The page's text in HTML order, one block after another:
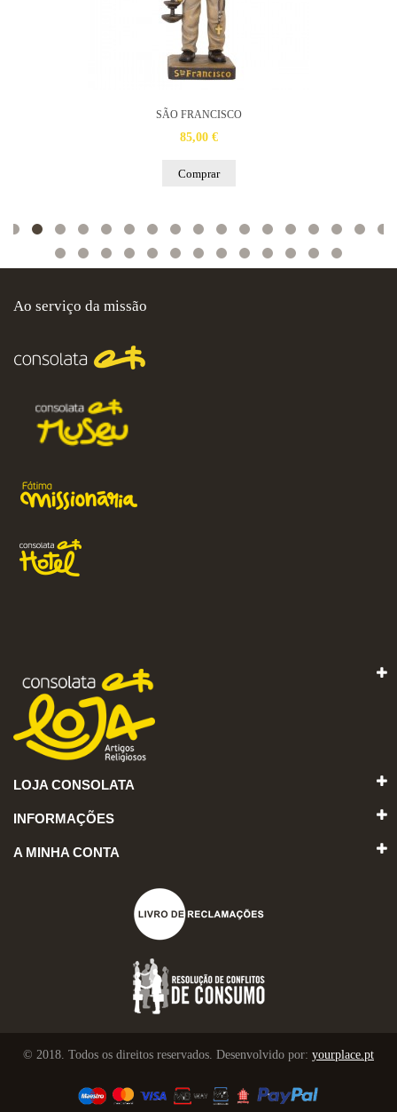
SÃO FRANCISCO
85,00 €
Comprar
Ao serviço da missão
LOJA CONSOLATA
INFORMAÇÕES
A MINHA CONTA
© 2018. Todos os direitos reservados. Desenvolvido por: yourplace.pt